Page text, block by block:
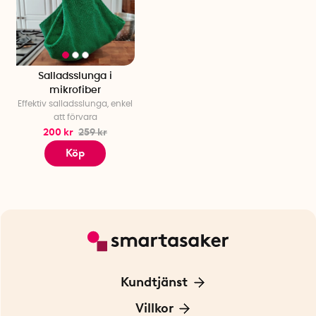
Salladsslunga i
mikrofiber
Effektiv salladsslunga, enkel
att förvara
200 kr 259 kr
Köp
Kundtjänst
Kontakta oss
Villkor